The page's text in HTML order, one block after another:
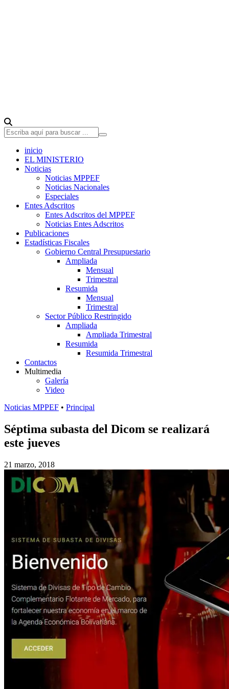
inicio
EL MINISTERIO
Noticias
Noticias MPPEF
Noticias Nacionales
Especiales
Entes Adscritos
Entes Adscritos del MPPEF
Noticias Entes Adscritos
Publicaciones
Estadísticas Fiscales
Gobierno Central Presupuestario
Ampliada
Mensual
Trimestral
Resumida
Mensual
Trimestral
Sector Público Restringido
Ampliada
Ampliada Trimestral
Resumida
Resumida Trimestral
Contactos
Multimedia
Galería
Video
Noticias MPPEF • Principal
Séptima subasta del Dicom se realizará
este jueves
21 marzo, 2018